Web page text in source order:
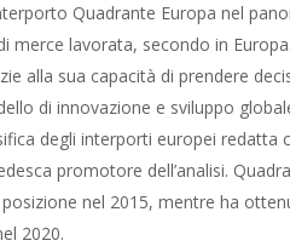
Quadrante Europa nel
lavorata, secondo in
alla sua capacità di prendere
di innovazione e sviluppo
degli interporti europei redatta
promotore dell’analisi.
nel 2015, mentre ha
2020.